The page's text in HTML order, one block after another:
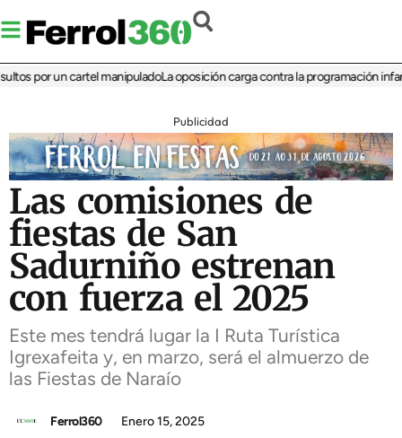
por un cartel manipuladoLa oposición carga contra la programación infantil
Publicidad
Las comisiones de
fiestas de San
Sadurniño estrenan
con fuerza el 2025
Este mes tendrá lugar la I Ruta Turística
Igrexafeita y, en marzo, será el almuerzo de
las Fiestas de Naraío
Ferrol360 Enero 15, 2025